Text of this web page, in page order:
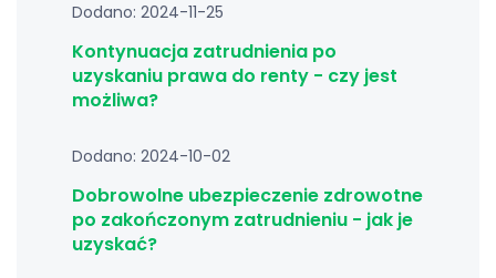
Dodano: 2024-11-25
Kontynuacja zatrudnienia po
uzyskaniu prawa do renty - czy jest
możliwa?
Dodano: 2024-10-02
Dobrowolne ubezpieczenie zdrowotne
po zakończonym zatrudnieniu - jak je
uzyskać?